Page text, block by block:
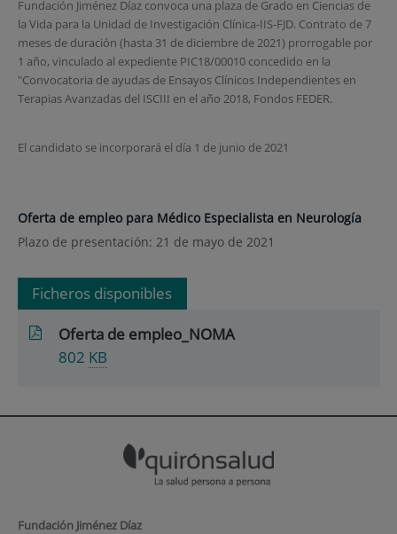
Fundación Jiménez Díaz convoca una plaza de Grado en Ciencias de
la Vida para la Unidad de Investigación Clínica-IIS-FJD. Contrato de 7
meses de duración (hasta 31 de diciembre de 2021) prorrogable por
1 año, vinculado al expediente PIC18/00010 concedido en la
"Convocatoria de ayudas de Ensayos Clínicos Independientes en
Terapias Avanzadas del ISCIII en el año 2018, Fondos FEDER.
El candidato se incorporará el día 1 de junio de 2021
Oferta de empleo para Médico Especialista en Neurología
Plazo de presentación: 21 de mayo de 2021
Ficheros disponibles
Oferta de empleo_NOMA
802 KB
Fundación Jiménez Díaz